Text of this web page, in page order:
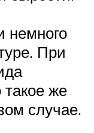
немного
При
такое же
случае.